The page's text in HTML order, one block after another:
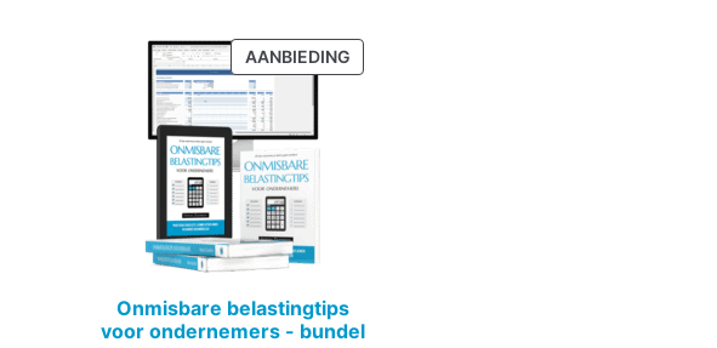
AANBIEDINGPRODUCT
IN
Onmisbare belastingtips
voor ondernemers - bundel